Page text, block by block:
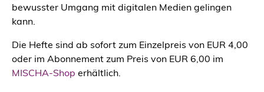
bewusster Umgang mit digitalen Medien gelingen
kann.
Die Hefte sind ab sofort zum Einzelpreis von EUR 4,00
oder im Abonnement zum Preis von EUR 6,00 im
MISCHA-Shop erhältlich.